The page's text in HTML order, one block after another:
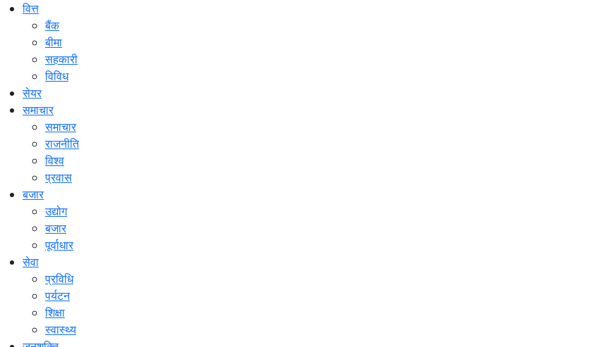
वित्त
बैंक
बीमा
सहकारी
विविध
सेयर
समाचार
समाचार
राजनीति
विश्व
प्रवास
बजार
उद्योग
बजार
पूर्वाधार
सेवा
प्रविधि
पर्यटन
शिक्षा
स्वास्थ्य